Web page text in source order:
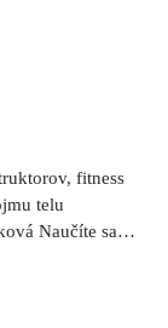
fitness
telu
Naučíte sa:
cvikov na